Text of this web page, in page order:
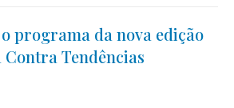
programa da nova edição
Tendências